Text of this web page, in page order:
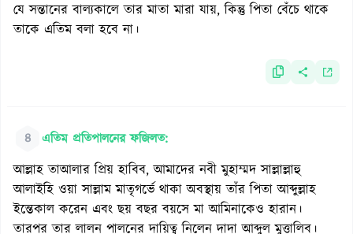
যে সন্তানের বাল্যকালে তার মাতা মারা যায়, কিন্তু পিতা বেঁচে থাকে
তাকে এতিম বলা হবে না।
৪ এতিম প্রতিপালনের ফজিলত:
আল্লাহ তাআলার প্রিয় হাবিব, আমাদের নবী মুহাম্মদ সাল্লাল্লাহু
আলাইহি ওয়া সাল্লাম মাতৃগর্ভে থাকা অবস্থায় তাঁর পিতা আব্দুল্লাহ
ইন্তেকাল করেন এবং ছয় বছর বয়সে মা আমিনাকেও হারান।
তারপর তার লালন পালনের দায়িত্ব নিলেন দাদা আব্দুল মুত্তালিব।